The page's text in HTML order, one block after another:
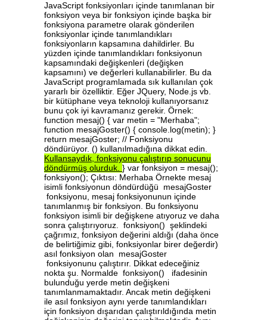
JavaScript fonksiyonları içinde tanımlanan bir
fonksiyon veya bir fonksiyon içinde başka bir
fonksiyona parametre olarak gönderilen
fonksiyonlar içinde tanımlandıkları
fonksiyonların kapsamına dahildirler. Bu
yüzden içinde tanımlandıkları fonksiyonun
kapsamındaki değişkenleri (değişken
kapsamını) ve değerleri kullanabilirler. Bu da
JavaScript programlamada sık kullanılan çok
yararlı bir özelliktir. Eğer JQuery, Node.js vb.
bir kütüphane veya teknoloji kullanıyorsanız
bunu çok iyi kavramanız gerekir. Örnek:
function mesaj() { var metin = "Merhaba";
function mesajGoster() { console.log(metin); }
return mesajGoster; // Fonksiyonu
döndürüyor. () kullanılmadığına dikkat edin.
Kullansaydık, fonksiyonu çalıştırıp sonucunu
döndürmüş olurduk. } var fonksiyon = mesaj();
fonksiyon(); Çıktısı: Merhaba Örnekte mesaj
isimli fonksiyonun döndürdüğü mesajGoster
fonksiyonu, mesaj fonksiyonunun içinde
tanımlanmış bir fonksiyon. Bu fonksiyonu
fonksiyon isimli bir değişkene atıyoruz ve daha
sonra çalıştırıyoruz. fonksiyon() şeklindeki
çağrımız, fonksiyon değerini aldığı (daha önce
de belirtiğimiz gibi, fonksiyonlar birer değerdir)
asıl fonksiyon olan mesajGoster
fonksiyonunu çalıştırır. Dikkat edeceğiniz
nokta şu. Normalde fonksiyon() ifadesinin
bulunduğu yerde metin değişkeni
tanımlanmamaktadır. Ancak metin değişkeni
ile asıl fonksiyon aynı yerde tanımlandıkları
için fonksiyon dışarıdan çalıştırıldığında metin